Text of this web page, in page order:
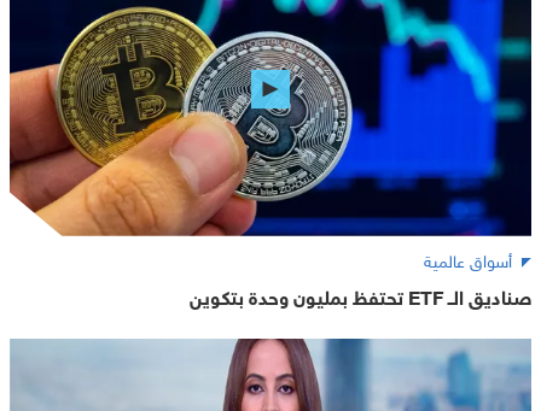
أسواق عالمية
صناديق الــ ETF تحتفظ بمليون وحدة بتكوين